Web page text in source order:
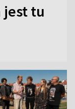
jest tu